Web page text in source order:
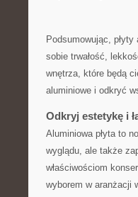
Podsumowując,
sobie trwałość,
wnętrza,‌ które będą
aluminiowe i odkryć
Odkryj estetykę i
Aluminiowa płyta to
wyglądu, ale także
właściwościom
wyborem w aranżacji